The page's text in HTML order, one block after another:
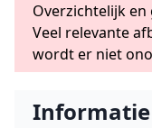
Overzichtelijk en
Veel relevante
wordt er niet